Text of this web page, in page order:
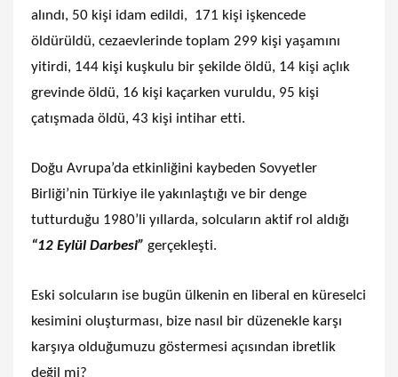
alındı, 50 kişi idam edildi, 171 kişi işkencede
öldürüldü, cezaevlerinde toplam 299 kişi yaşamını
yitirdi, 144 kişi kuşkulu bir şekilde öldü, 14 kişi açlık
grevinde öldü, 16 kişi kaçarken vuruldu, 95 kişi
çatışmada öldü, 43 kişi intihar etti.
Doğu Avrupa’da etkinliğini kaybeden Sovyetler
Birliği’nin Türkiye ile yakınlaştığı ve bir denge
tutturduğu 1980’li yıllarda, solcuların aktif rol aldığı
“12 Eylül Darbesi” gerçekleşti.
Eski solcuların ise bugün ülkenin en liberal en küreselci
kesimini oluşturması, bize nasıl bir düzenekle karşı
karşıya olduğumuzu göstermesi açısından ibretlik
değil mi?